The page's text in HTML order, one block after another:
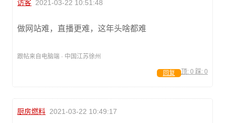
访客 2021-03-22 10:51:48
做网站难，直播更难，这年头啥都难
跟帖来自电脑端 · 中国江苏徐州
顶: 0 踩: 0
回复
厨房燃料 2021-03-22 10:49:17